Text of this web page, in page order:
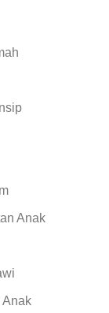
Anak
Anak